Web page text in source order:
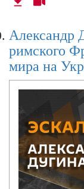
Сергея
Анталье?
Эти темы
Высшей
Ильина
радио
Александр
римского
мира на